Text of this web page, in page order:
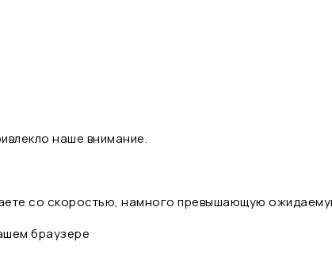
наше внимание.
со скоростью, намного превышающую
браузере